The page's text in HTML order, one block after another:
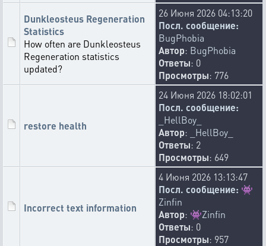
Dunkleosteus Regeneration
Statistics
How often are Dunkleosteus
Regeneration statistics
updated?
26 Июня 2026 04:13:20
Посл. сообщение:
BugPhobia
Автор: BugPhobia
Ответы: 0
Просмотры: 776
restore health
24 Июня 2026 18:02:01
Посл. сообщение:
_HellBoy_
Автор:
_HellBoy_
Ответы: 2
Просмотры: 649
Incorrect text information
4 Июня 2026 13:13:47
Посл. сообщение: 👾
Zinfin
Автор: 👾Zinfin
Ответы: 0
Просмотры: 957